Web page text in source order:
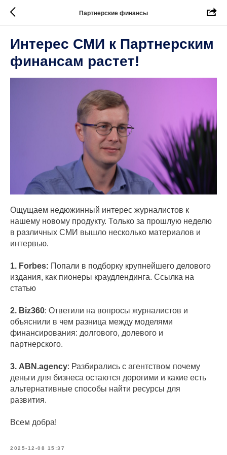
Партнерские финансы
Интерес СМИ к Партнерским
финансам растет!
Ощущаем недюжинный интерес журналистов к
нашему новому продукту. Только за прошлую неделю
в различных СМИ вышло несколько материалов и
интервью.
1. Forbes: Попали в подборку крупнейшего делового
издания, как пионеры краудлендинга. Ссылка на
статью
2. Biz360: Ответили на вопросы журналистов и
объяснили в чем разница между моделями
финансирования: долгового, долевого и
партнерского.
3. ABN.agency: Разбирались с агентством почему
деньги для бизнеса остаются дорогими и какие есть
альтернативные способы найти ресурсы для
развития.
Всем добра!
2025-12-08 15:37